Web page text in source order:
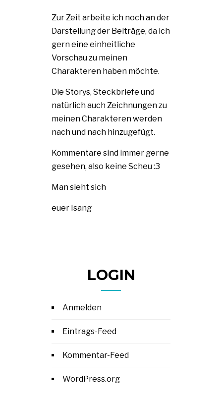
Zur Zeit arbeite ich noch an der
Darstellung der Beiträge, da ich
gern eine einheitliche
Vorschau zu meinen
Charakteren haben möchte.
Die Storys, Steckbriefe und
natürlich auch Zeichnungen zu
meinen Charakteren werden
nach und nach hinzugefügt.
Kommentare sind immer gerne
gesehen, also keine Scheu :3
Man sieht sich
euer Isang
LOGIN
Anmelden
Eintrags-Feed
Kommentar-Feed
WordPress.org